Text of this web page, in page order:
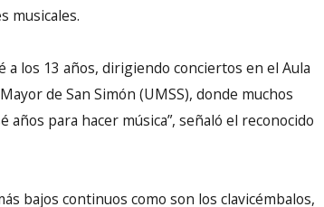
musicales.
a los 13 años, dirigiendo conciertos en el Aula
de San Simón (UMSS), donde muchos
para hacer música”, señaló el reconocido
bajos continuos como son los clavicémbalos,